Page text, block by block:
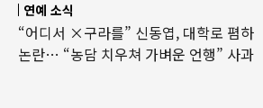
연예 소식
“어디서 ×구라를” 신동엽, 대학로 폄하
논란… “농담 치우쳐 가벼운 언행” 사과